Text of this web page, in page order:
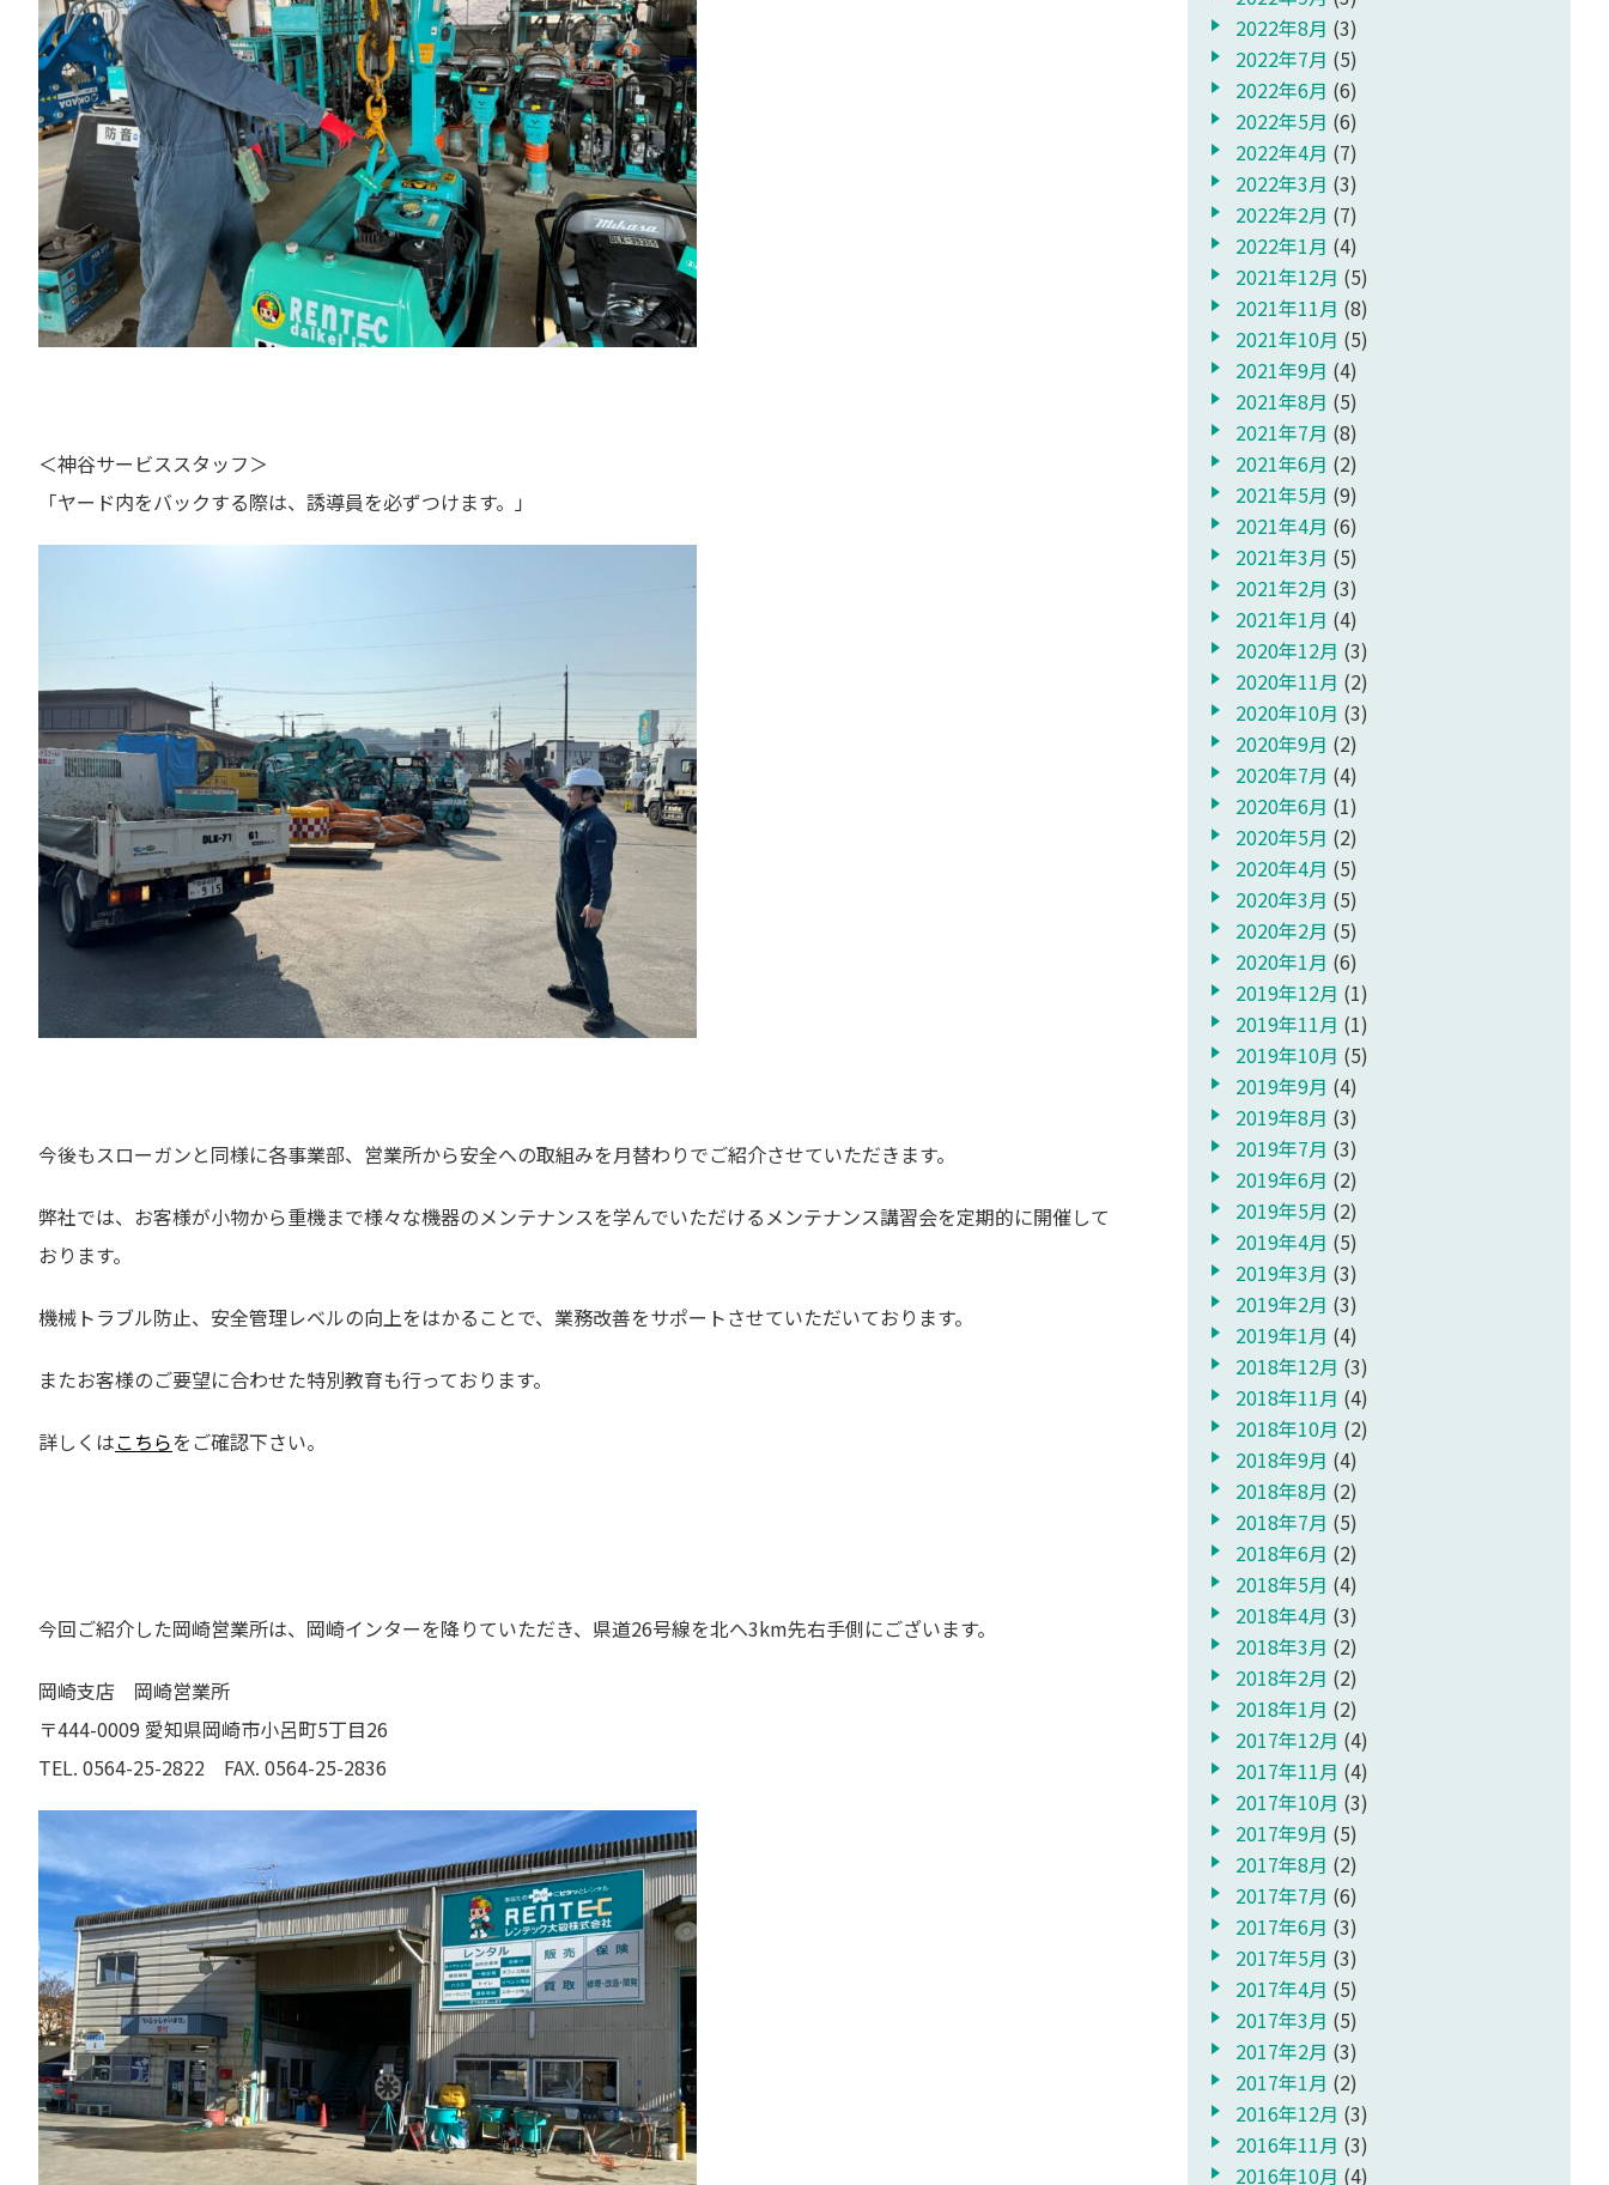
＜神谷サービススタッフ＞
「ヤード内をバックする際は、誘導員を必ずつけます。」
今後もスローガンと同様に各事業部、営業所から安全への取組みを月替わりでご紹介させていただきます。
弊社では、お客様が小物から重機まで様々な機器のメンテナンスを学んでいただけるメンテナンス講習会を定期的に開催して
おります。
機械トラブル防止、安全管理レベルの向上をはかることで、業務改善をサポートさせていただいております。
またお客様のご要望に合わせた特別教育も行っております。
詳しくはこちらをご確認下さい。
今回ご紹介した岡崎営業所は、岡崎インターを降りていただき、県道26号線を北へ3km先右手側にございます。
岡崎支店 岡崎営業所
〒444-0009 愛知県岡崎市小呂町5丁目26
TEL. 0564-25-2822 FAX. 0564-25-2836
2022年8月 (3)
2022年7月 (5)
2022年6月 (6)
2022年5月 (6)
2022年4月 (7)
2022年3月 (3)
2022年2月 (7)
2022年1月 (4)
2021年12月 (5)
2021年11月 (8)
2021年10月 (5)
2021年9月 (4)
2021年8月 (5)
2021年7月 (8)
2021年6月 (2)
2021年5月 (9)
2021年4月 (6)
2021年3月 (5)
2021年2月 (3)
2021年1月 (4)
2020年12月 (3)
2020年11月 (2)
2020年10月 (3)
2020年9月 (2)
2020年7月 (4)
2020年6月 (1)
2020年5月 (2)
2020年4月 (5)
2020年3月 (5)
2020年2月 (5)
2020年1月 (6)
2019年12月 (1)
2019年11月 (1)
2019年10月 (5)
2019年9月 (4)
2019年8月 (3)
2019年7月 (3)
2019年6月 (2)
2019年5月 (2)
2019年4月 (5)
2019年3月 (3)
2019年2月 (3)
2019年1月 (4)
2018年12月 (3)
2018年11月 (4)
2018年10月 (2)
2018年9月 (4)
2018年8月 (2)
2018年7月 (5)
2018年6月 (2)
2018年5月 (4)
2018年4月 (3)
2018年3月 (2)
2018年2月 (2)
2018年1月 (2)
2017年12月 (4)
2017年11月 (4)
2017年10月 (3)
2017年9月 (5)
2017年8月 (2)
2017年7月 (6)
2017年6月 (3)
2017年5月 (3)
2017年4月 (5)
2017年3月 (5)
2017年2月 (3)
2017年1月 (2)
2016年12月 (3)
2016年11月 (3)
2016年10月 (4)